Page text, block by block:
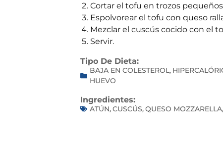
Cortar el tofu en trozos
Espolvorear el tofu con queso
Mezclar el cuscús cocido con el
Servir.
Tipo De Dieta:
BAJA EN COLESTEROL,
HUEVO
Ingredientes:
ATÚN,CUSCÚS,QUESO MOZZARELLA,